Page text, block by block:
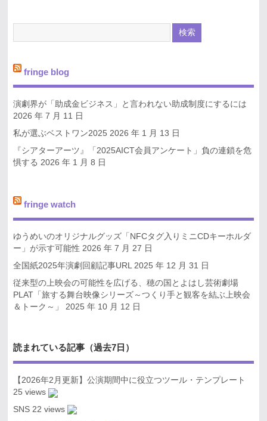
fringe blog
演劇界が「助成金ビジネス」と言われない助成制度にするには
2026 年 7 月 11 日
私が選ぶベストワン2025 2026 年 1 月 13 日
『シアターアーツ』「2025AICT会員アンケート」負の連鎖を危
惧する 2026 年 1 月 8 日
fringe watch
ゆうめいのオリジナルグッズ「NFCタグ入りミニCDキーホルダ
ー」が示す可能性 2026 年 7 月 27 日
全国紙2025年演劇回顧記事URL 2025 年 12 月 31 日
従来型の上映会の可能性を広げる、穂の国とよはし芸術劇場
PLAT「旅する舞台映像シリーズ～つくり手と観客を結ぶ上映会
＆トーク～」
2025 年 10 月 12 日
読まれている記事（過去7日）
【2026年2月更新】公演期間中に役立つツール・テンプレート
25 views
SNS 22 views